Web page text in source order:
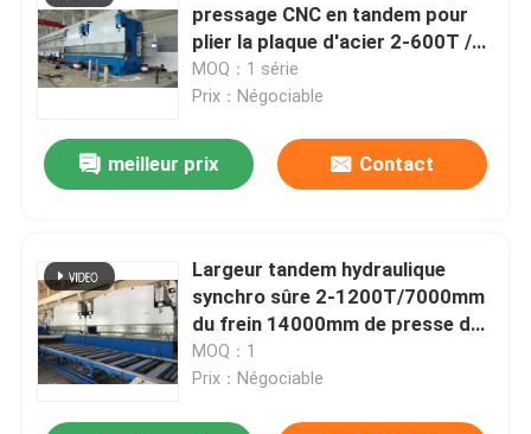
pressage CNC en tandem pour
plier la plaque d'acier 2-600T /
6000mm
MOQ：1 série
Prix：Négociable
meilleur prix Contact
Largeur tandem hydraulique
synchro sûre 2-1200T/7000mm
du frein 14000mm de presse de
commande numérique par
ordinateur
MOQ：1
Prix：Négociable